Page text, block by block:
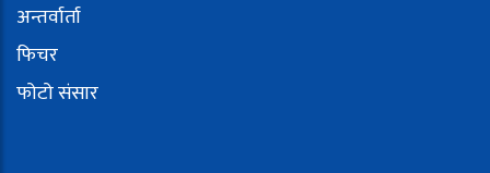
अन्तर्वार्ता
फिचर
फोटो संसार